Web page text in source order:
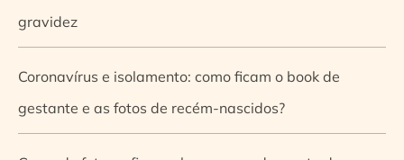
gravidez
Coronavírus e isolamento: como ficam o book de
gestante e as fotos de recém-nascidos?